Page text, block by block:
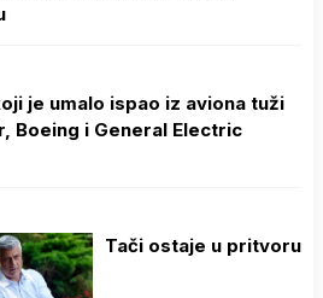
je umalo ispao iz aviona tuži
Boeing i General Electric
Tači ostaje u pritvoru